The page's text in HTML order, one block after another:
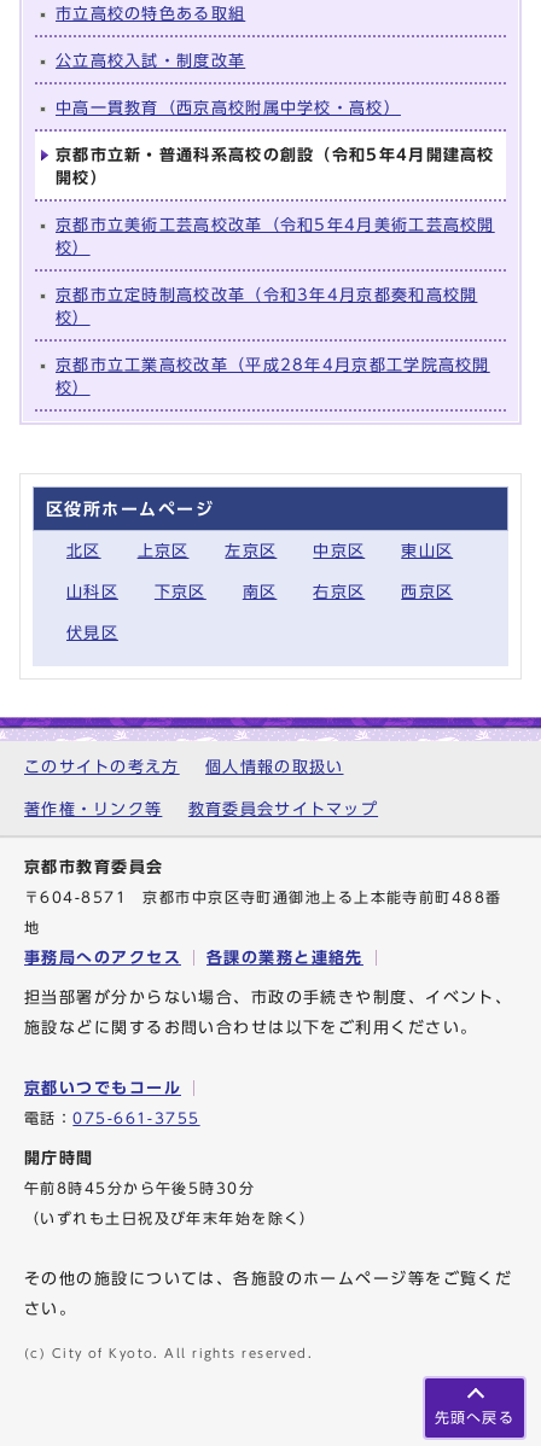
市立高校の特色ある取組
公立高校入試・制度改革
中高一貫教育（西京高校附属中学校・高校）
京都市立新・普通科系高校の創設（令和5年4月開建高校
開校）
京都市立美術工芸高校改革（令和5年4月美術工芸高校開
校）
京都市立定時制高校改革（令和3年4月京都奏和高校開
校）
京都市立工業高校改革（平成28年4月京都工学院高校開
校）
区役所ホームページ
北区 上京区 左京区 中京区 東山区
山科区 下京区 南区 右京区 西京区
伏見区
先頭へ戻る
このサイトの考え方 個人情報の取扱い
著作権・リンク等 教育委員会サイトマップ
京都市教育委員会
〒604-8571 京都市中京区寺町通御池上る上本能寺前町488番
地
事務局へのアクセス 各課の業務と連絡先
担当部署が分からない場合、市政の手続きや制度、イベント、
施設などに関するお問い合わせは以下をご利用ください。
京都いつでもコール
電話：075-661-3755
開庁時間
午前8時45分から午後5時30分
（いずれも土日祝及び年末年始を除く）
その他の施設については、各施設のホームページ等をご覧くだ
さい。
(c) City of Kyoto. All rights reserved.